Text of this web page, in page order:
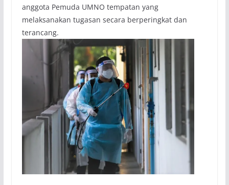
anggota Pemuda UMNO tempatan yang
melaksanakan tugasan secara berperingkat dan
terancang.